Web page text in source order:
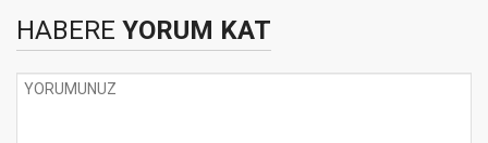
HABERE YORUM KAT